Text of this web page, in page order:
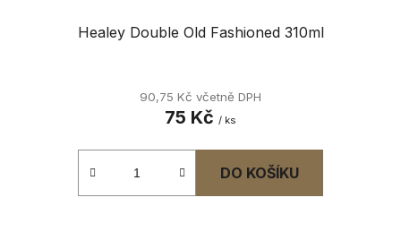
Healey Double Old Fashioned 310ml
90,75 Kč včetně DPH
75 Kč / ks
DO KOŠÍKU